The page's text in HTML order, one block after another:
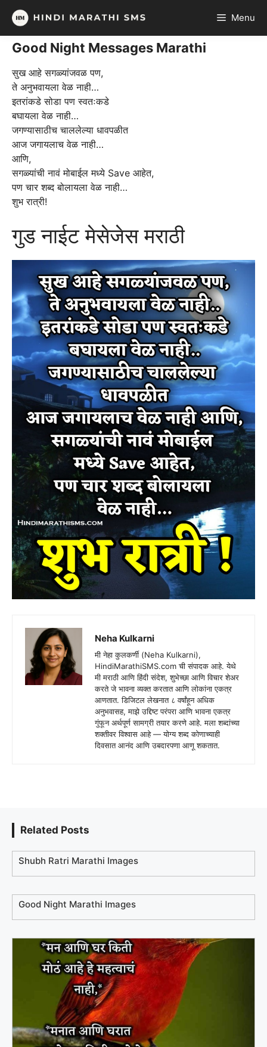
Skip
content
Menu
Good Night Messages Marathi
सुख आहे सगळ्यांजवळ पण,
ते अनुभवायला वेळ नाही…
इतरांकडे सोडा पण स्वतःकडे
बघायला वेळ नाही…
जगण्यासाठीच चाललेल्या धावपळीत
आज जगायलाच वेळ नाही…
आणि,
सगळ्यांची नावं मोबाईल मध्ये Save आहेत,
पण चार शब्द बोलायला वेळ नाही…
शुभ रात्री!
गुड नाईट मेसेजेस मराठी
Neha Kulkarni
मी नेहा कुलकर्णी (Neha Kulkarni),
HindiMarathiSMS.com ची संपादक आहे. येथे
मी मराठी आणि हिंदी संदेश, शुभेच्छा आणि विचार शेअर
करते जे भावना व्यक्त करतात आणि लोकांना एकत्र
आणतात. डिजिटल लेखनात ८ वर्षांहून अधिक
अनुभवासह, माझे उद्दिष्ट परंपरा आणि भावना एकत्र
गुंफून अर्थपूर्ण सामग्री तयार करणे आहे. मला शब्दांच्या
शक्तीवर विश्वास आहे — योग्य शब्द कोणाच्याही
दिवसात आनंद आणि उबदारपणा आणू शकतात.
Related Posts
Shubh Ratri Marathi Images
Good Night Marathi Images